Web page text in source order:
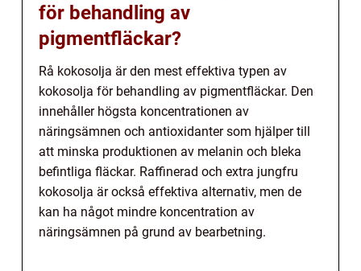
för behandling av
pigmentfläckar?
Rå kokosolja är den mest effektiva typen av
kokosolja för behandling av pigmentfläckar. Den
innehåller högsta koncentrationen av
näringsämnen och antioxidanter som hjälper till
att minska produktionen av melanin och bleka
befintliga fläckar. Raffinerad och extra jungfru
kokosolja är också effektiva alternativ, men de
kan ha något mindre koncentration av
näringsämnen på grund av bearbetning.